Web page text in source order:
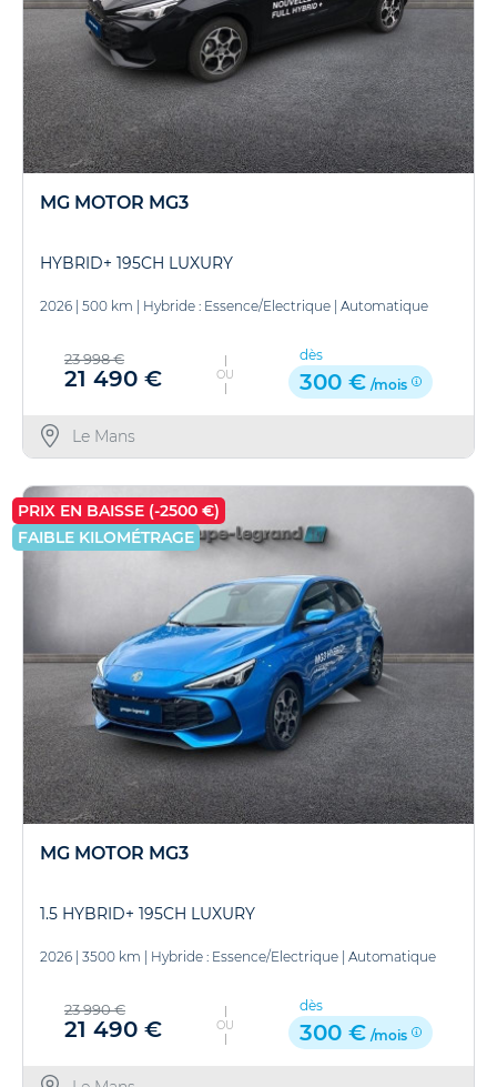
MG MOTOR MG3
HYBRID+ 195CH LUXURY
2026 500 km Hybride : Essence/Electrique Automatique
23 998 €
21 490 € OU
dès
300 € /mois
Le Mans
PRIX EN BAISSE (-2500 €)
FAIBLE KILOMÉTRAGE
MG MOTOR MG3
1.5 HYBRID+ 195CH LUXURY
2026 3500 km Hybride : Essence/Electrique Automatique
23 990 €
21 490 € OU
dès
300 € /mois